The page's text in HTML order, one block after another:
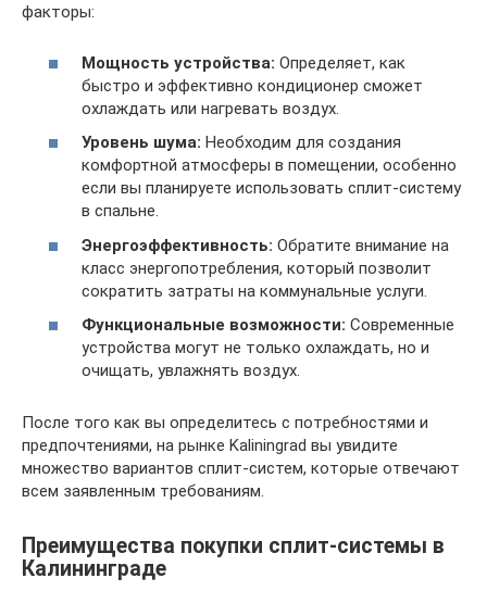
факторы:
Мощность устройства: Определяет, как
быстро и эффективно кондиционер сможет
охлаждать или нагревать воздух.
Уровень шума: Необходим для создания
комфортной атмосферы в помещении, особенно
если вы планируете использовать сплит-систему
в спальне.
Энергоэффективность: Обратите внимание на
класс энергопотребления, который позволит
сократить затраты на коммунальные услуги.
Функциональные возможности: Современные
устройства могут не только охлаждать, но и
очищать, увлажнять воздух.
После того как вы определитесь с потребностями и
предпочтениями, на рынке Kaliningrad вы увидите
множество вариантов сплит-систем, которые отвечают
всем заявленным требованиям.
Преимущества покупки сплит-системы в
Калининграде